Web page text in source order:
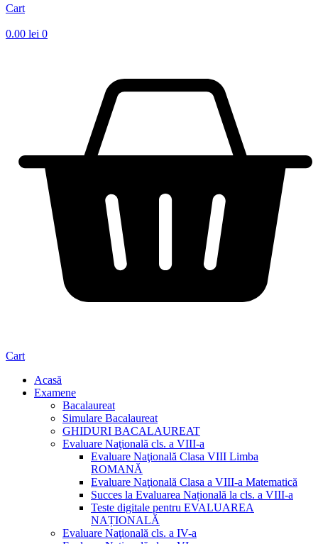
Cart
0.00 lei 0
Cart
Acasă
Examene
Bacalaureat
Simulare Bacalaureat
GHIDURI BACALAUREAT
Evaluare Naţională cls. a VIII-a
Evaluare Naţională Clasa VIII Limba
ROMANĂ
Evaluare Naţională Clasa a VIII-a Matematică
Succes la Evaluarea Națională la cls. a VIII-a
Teste digitale pentru EVALUAREA
NAȚIONALĂ
Evaluare Naţională cls. a IV-a